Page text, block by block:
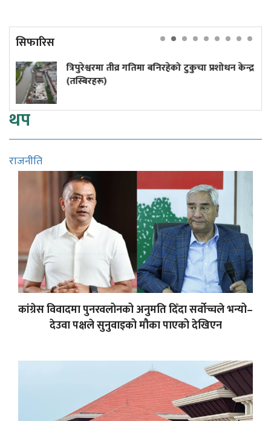
सिफारिस
तीव्र गतिमा बनिरहेको टुकुचा प्रशोधन केन्द्र
५०
थप
राजनीति
कांग्रेस विवादमा पुनरवलोनको अनुमति दिँदा सर्वोच्चले भन्यो–
देउवा पक्षले सुनुवाइको मौका पाएको देखिएन